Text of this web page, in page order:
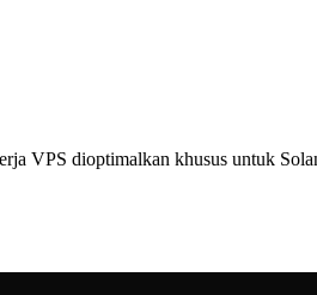
VPS dioptimalkan khusus untuk